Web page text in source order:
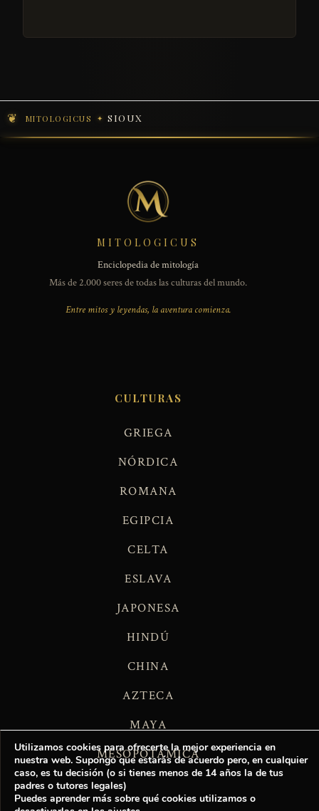
MITOLOGICUS SIOUX
MITOLOGICUS
Enciclopedia de mitología
Más de 2.000 seres de todas las culturas del mundo.
Entre mitos y leyendas, la aventura comienza.
CULTURAS
GRIEGA
NÓRDICA
ROMANA
EGIPCIA
CELTA
ESLAVA
JAPONESA
HINDÚ
CHINA
AZTECA
MAYA
MESOPOTÁMICA
Utilizamos cookies para ofrecerte la mejor experiencia en
nuestra web. Supongo que estarás de acuerdo pero, en cualquier
caso, es tu decisión (o si tienes menos de 14 años la de tus
padres o tutores legales)
Puedes aprender más sobre qué cookies utilizamos o